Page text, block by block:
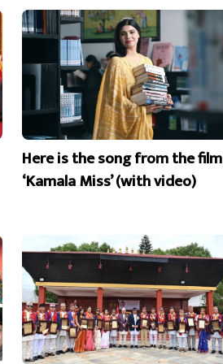
Here is the song from the film
‘Kamala Miss’ (with video)